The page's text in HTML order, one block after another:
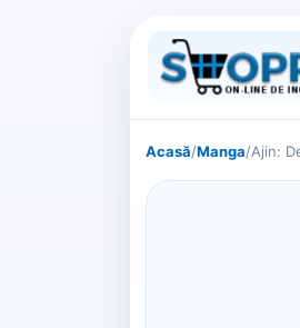
Acasă/Manga/Ajin: